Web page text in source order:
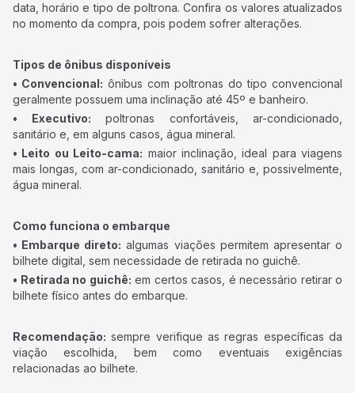
data, horário e tipo de poltrona. Confira os valores atualizados
no momento da compra, pois podem sofrer alterações.
Tipos de ônibus disponíveis
• Convencional: ônibus com poltronas do tipo convencional
geralmente possuem uma inclinação até 45º e banheiro.
• Executivo: poltronas confortáveis, ar-condicionado,
sanitário e, em alguns casos, água mineral.
• Leito ou Leito-cama: maior inclinação, ideal para viagens
mais longas, com ar-condicionado, sanitário e, possivelmente,
água mineral.
Como funciona o embarque
• Embarque direto: algumas viações permitem apresentar o
bilhete digital, sem necessidade de retirada no guichê.
• Retirada no guichê: em certos casos, é necessário retirar o
bilhete físico antes do embarque.
Recomendação: sempre verifique as regras específicas da
viação escolhida, bem como eventuais exigências
relacionadas ao bilhete.